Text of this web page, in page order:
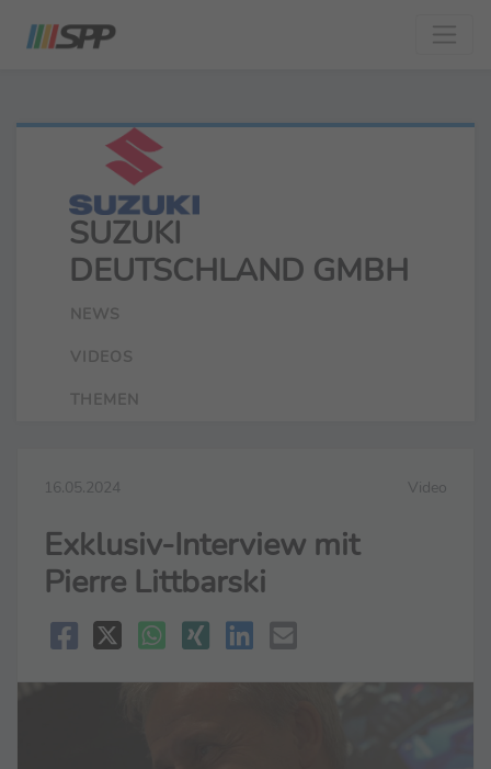
SUZUKI
DEUTSCHLAND GMBH
NEWS
VIDEOS
THEMEN
16.05.2024 Video
Exklusiv-Interview mit
Pierre Littbarski